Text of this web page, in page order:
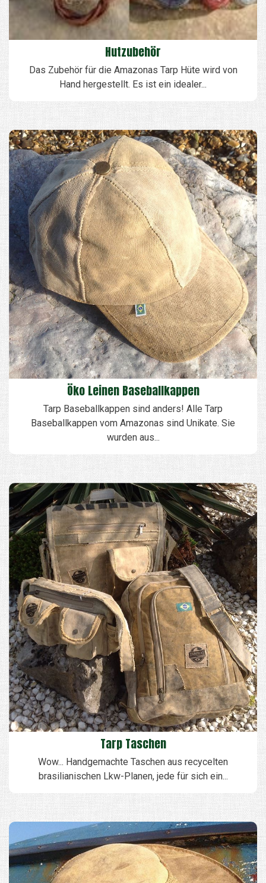
Hutzubehör
Das Zubehör für die Amazonas Tarp Hüte wird von
Hand hergestellt. Es ist ein idealer...
Öko Leinen Baseballkappen
Tarp Baseballkappen sind anders! Alle Tarp
Baseballkappen vom Amazonas sind Unikate. Sie
wurden aus...
Tarp Taschen
Wow... Handgemachte Taschen aus recycelten
brasilianischen Lkw-Planen, jede für sich ein...